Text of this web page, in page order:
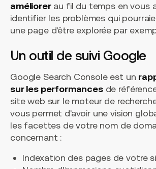
améliorerau fil du temps en vous
identifier les problèmes qui
une page d'être explorée par
Un outil de suivi Google
Google Search Console est un
sur les performancesde
site web sur le moteur de
vous permet d'avoir une vision
les facettes de votre nom de
concernant :
Indexation des pages de votre